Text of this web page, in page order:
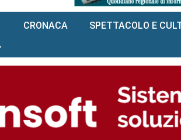
CRONACA SPETTACOLO E